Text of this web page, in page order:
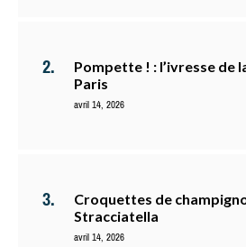
Pompette ! : l’ivresse de
Paris
avril 14, 2026
Croquettes de
Stracciatella
avril 14, 2026